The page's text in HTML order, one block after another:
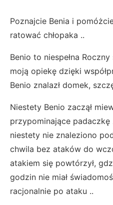
Poznajcie Benia i
ratować chłopaka ..
Benio to niespełna
moją opiekę dzięki
Benio znalazł domek,
Niestety Benio zaczął
przypominające padaczkę
niestety nie znaleziono
chwila bez ataków do
atakiem się powtórzył,
godzin nie miał
racjonalnie po ataku ..